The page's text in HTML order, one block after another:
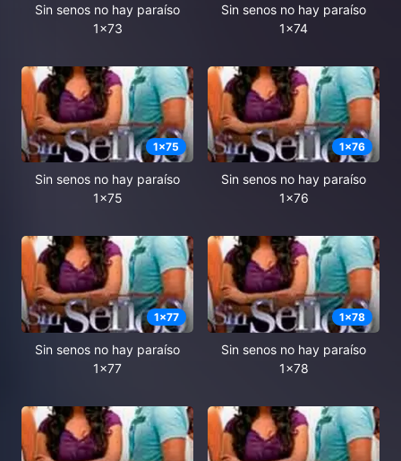
Sin senos no hay paraíso
1x73
Sin senos no hay paraíso
1x74
1x75
Sin senos no hay paraíso
1x75
1x76
Sin senos no hay paraíso
1x76
1x77
Sin senos no hay paraíso
1x77
1x78
Sin senos no hay paraíso
1x78